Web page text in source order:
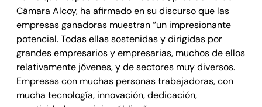
Cámara Alcoy, ha afirmado en su discurso que las
empresas ganadoras muestran “un impresionante
potencial. Todas ellas sostenidas y dirigidas por
grandes empresarios y empresarias, muchos de ellos
relativamente jóvenes, y de sectores muy diversos.
Empresas con muchas personas trabajadoras, con
mucha tecnología, innovación, dedicación,